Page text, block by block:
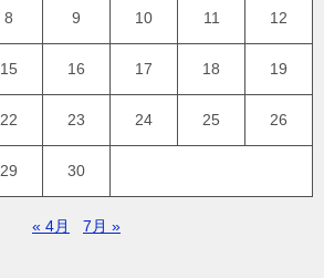
8 9 10 11 12
15 16 17 18 19
22 23 24 25 26
29 30
« 4月 7月 »